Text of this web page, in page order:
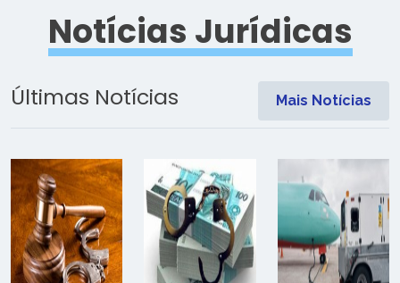
Notícias Jurídicas
Últimas Notícias Mais Notícias